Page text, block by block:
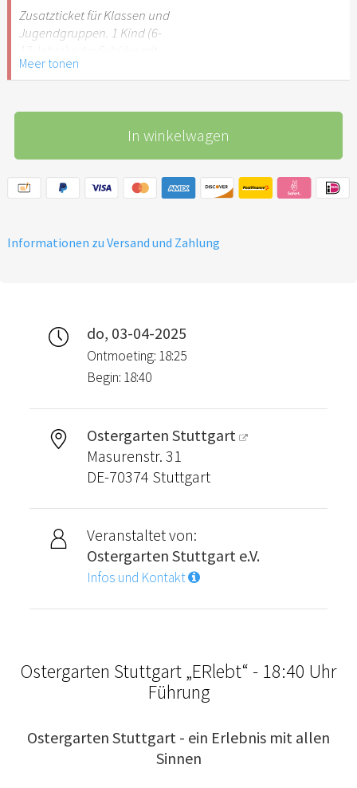
Stuttgart nicht
empfehlenswert.
Zusatzticket für Klassen und
Jugendgruppen. 1 Kind (6-
Schülerausweis.
empfehlenswert.
Meer tonen
In winkelwagen
Informationen zu Versand und Zahlung
do, 03-04-2025
Ontmoeting: 18:25
Begin: 18:40
Ostergarten Stuttgart
Masurenstr. 31
DE-70374 Stuttgart
Veranstaltet von:
Ostergarten Stuttgart e.V.
Infos und Kontakt
Ostergarten Stuttgart „ERlebt“ - 18:40 Uhr
Führung
Ostergarten Stuttgart - ein Erlebnis mit allen
Sinnen